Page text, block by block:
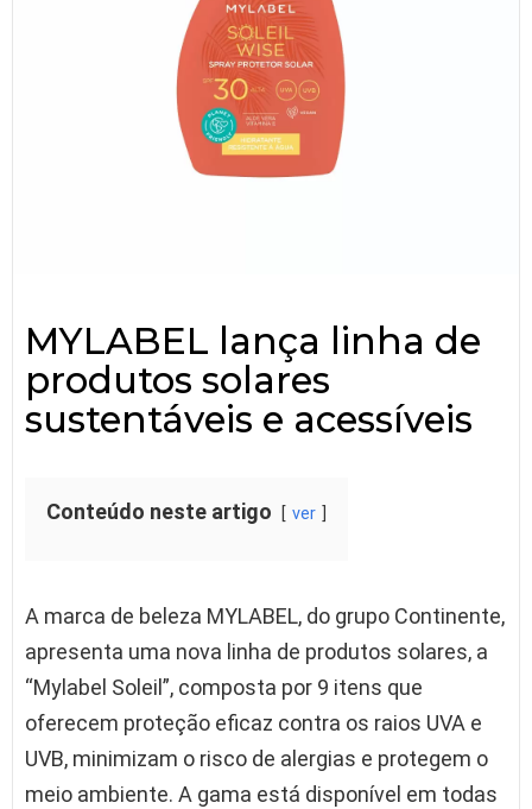
MYLABEL lança linha de
produtos solares
sustentáveis e acessíveis
Conteúdo neste artigo ver
A marca de beleza MYLABEL, do grupo Continente,
apresenta uma nova linha de produtos solares, a
“Mylabel Soleil”, composta por 9 itens que
oferecem proteção eficaz contra os raios UVA e
UVB, minimizam o risco de alergias e protegem o
meio ambiente. A gama está disponível em todas